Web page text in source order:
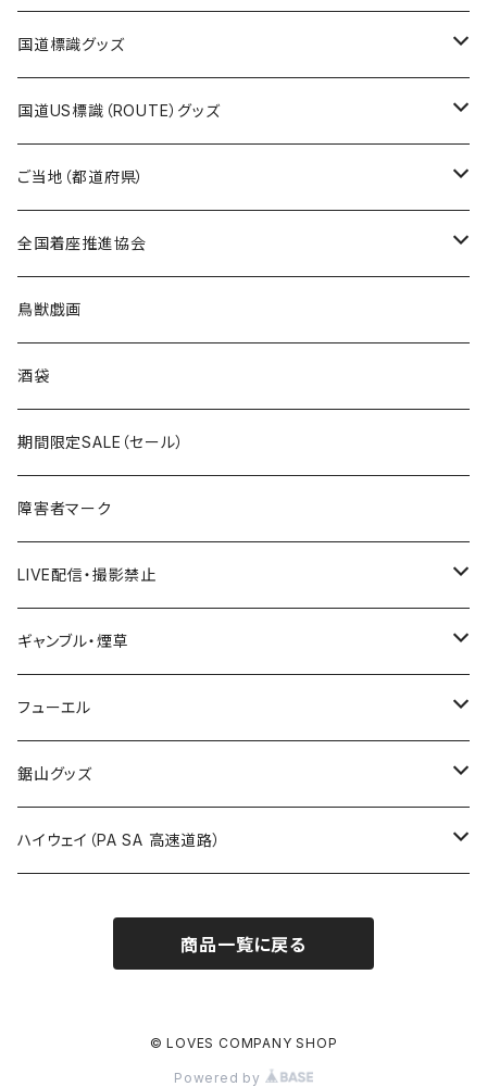
エコバッグ
モーテルキーホルダー
トートバッグ
エコバッグ
千葉ロッテマリーンズコラボ
モーテルキーホルダー
ホテルキーホルダー
トートバッグ
ホテルキーホルダー
ステッカー
ステッカー
ホテルキーホルダー
国道標識グッズ
ステッカー
国道0～99号線
国道100～199号線
国道600～699号線
国道700～799号線
Tシャツ
キャップ
国道US標識（ROUTE）グッズ
ステッカー
ROUTE 0～99号線
ROUTE100～199号線
ROUTE600～699号線
ROUTE700～799号線
Tシャツ
ROUTE 0～99号線
ROUTE 100～199号線
ROUTE 600～699号線
ROUTE 700～799号線
キャップ
ROUTE 0～99号線
ROUTE 100～199号線
ROUTE 600～699号線
ROUTE 700～799号線
ご当地（都道府県）
北海道
青森県
岩手県
宮城県
秋田県
Tシャツ
ステッカー
山形県
福島県
茨城県
栃木県
群馬県
全国着座推進協会
ステッカー
鳥獣戯画
酒袋
期間限定SALE（セール）
障害者マーク
LIVE配信・撮影禁止
LIVE配信禁止
撮影禁止
ギャンブル・煙草
ホテルキーホルダー
たばこ・禁煙ステッカー
フューエル
ステッカー
鋸山グッズ
Tシャツ
ハイウェイ（PA SA 高速道路）
商品一覧に戻る
© LOVES COMPANY SHOP
Powered by